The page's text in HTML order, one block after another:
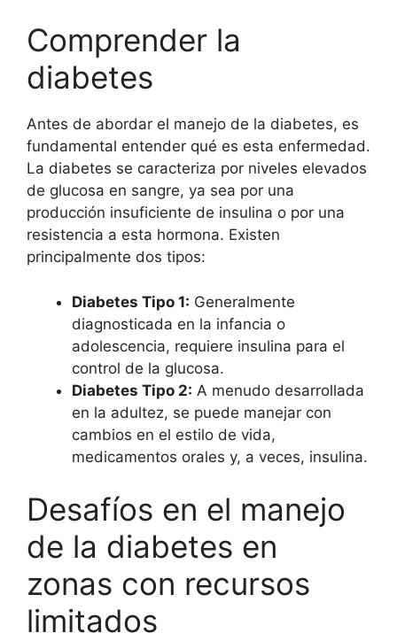
Comprender la
diabetes
Antes de abordar el manejo de la diabetes, es
fundamental entender qué es esta enfermedad.
La diabetes se caracteriza por niveles elevados
de glucosa en sangre, ya sea por una
producción insuficiente de insulina o por una
resistencia a esta hormona. Existen
principalmente dos tipos:
Diabetes Tipo 1: Generalmente
diagnosticada en la infancia o
adolescencia, requiere insulina para el
control de la glucosa.
Diabetes Tipo 2: A menudo desarrollada
en la adultez, se puede manejar con
cambios en el estilo de vida,
medicamentos orales y, a veces, insulina.
Desafíos en el manejo
de la diabetes en
zonas con recursos
limitados